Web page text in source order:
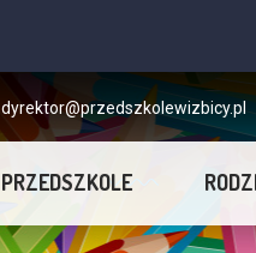
dyrektor@przedszkolewizbicy.pl
PRZEDSZKOLE